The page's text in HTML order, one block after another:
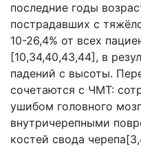
последние годы
пострадавших с
10-26,4% от всех
[10,34,40,43,44], в
падений с высоты.
сочетаются с ЧМТ:
ушибом головного
внутричерепными
костей свода